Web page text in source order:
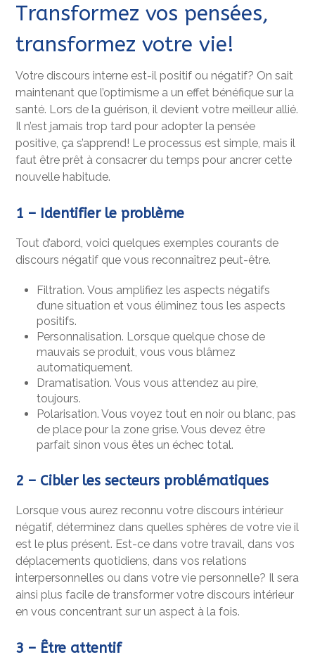
Transformez vos pensées,
transformez votre vie!
Votre discours interne est-il positif ou négatif? On sait
maintenant que l’optimisme a un effet bénéfique sur la
santé. Lors de la guérison, il devient votre meilleur allié.
Il n’est jamais trop tard pour adopter la pensée
positive, ça s’apprend! Le processus est simple, mais il
faut être prêt à consacrer du temps pour ancrer cette
nouvelle habitude.
1 – Identifier le problème
Tout d’abord, voici quelques exemples courants de
discours négatif que vous reconnaîtrez peut-être.
Filtration. Vous amplifiez les aspects négatifs
d’une situation et vous éliminez tous les aspects
positifs.
Personnalisation. Lorsque quelque chose de
mauvais se produit, vous vous blâmez
automatiquement.
Dramatisation. Vous vous attendez au pire,
toujours.
Polarisation. Vous voyez tout en noir ou blanc, pas
de place pour la zone grise. Vous devez être
parfait sinon vous êtes un échec total.
2 – Cibler les secteurs problématiques
Lorsque vous aurez reconnu votre discours intérieur
négatif, déterminez dans quelles sphères de votre vie il
est le plus présent. Est-ce dans votre travail, dans vos
déplacements quotidiens, dans vos relations
interpersonnelles ou dans votre vie personnelle? Il sera
ainsi plus facile de transformer votre discours intérieur
en vous concentrant sur un aspect à la fois.
3 – Être attentif